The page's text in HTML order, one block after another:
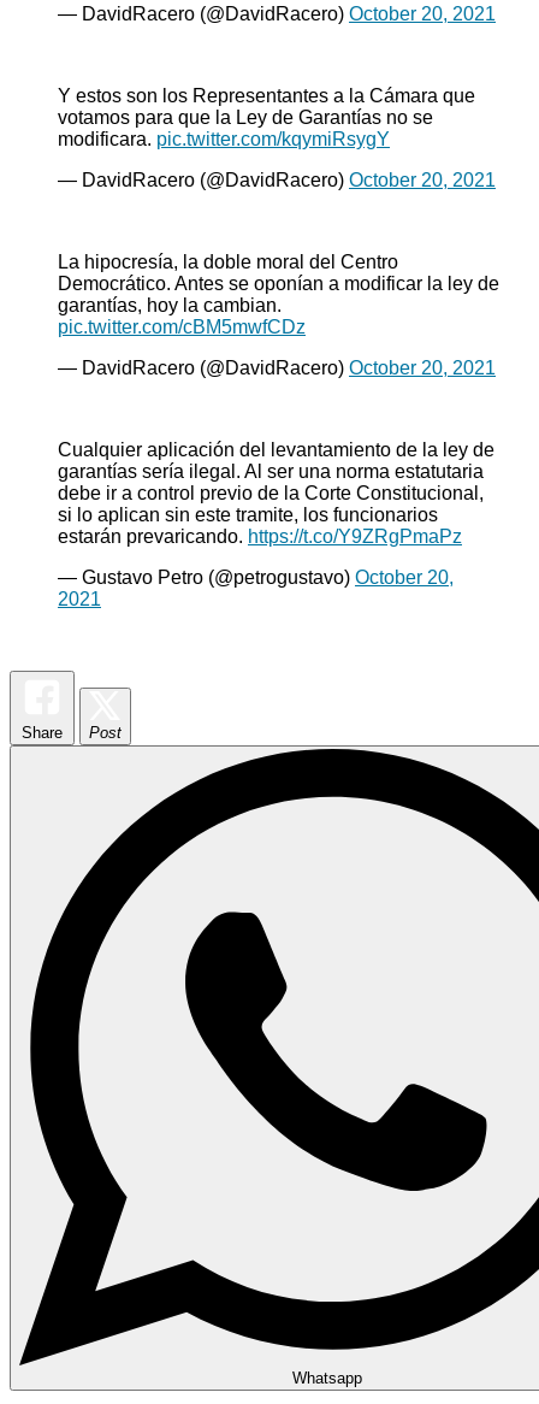
— DavidRacero (@DavidRacero) October 20, 2021
Y estos son los Representantes a la Cámara que
votamos para que la Ley de Garantías no se
modificara. pic.twitter.com/kqymiRsygY
— DavidRacero (@DavidRacero) October 20, 2021
La hipocresía, la doble moral del Centro
Democrático. Antes se oponían a modificar la ley de
garantías, hoy la cambian.
pic.twitter.com/cBM5mwfCDz
— DavidRacero (@DavidRacero) October 20, 2021
Cualquier aplicación del levantamiento de la ley de
garantías sería ilegal. Al ser una norma estatutaria
debe ir a control previo de la Corte Constitucional,
si lo aplican sin este tramite, los funcionarios
estarán prevaricando. https://t.co/Y9ZRgPmaPz
— Gustavo Petro (@petrogustavo) October 20,
2021
Share Post
Whatsapp